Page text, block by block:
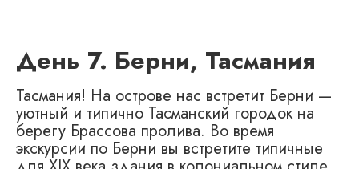
День 7. Берни, Тасмания
Тасмания! На острове нас встретит Берни —
уютный и типично Тасманский городок на
берегу Брассова пролива. Во время
экскурсии по Берни вы встретите типичные